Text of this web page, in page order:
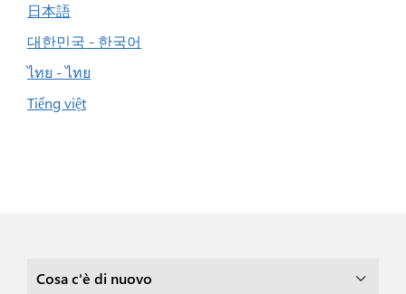
日本語
대한민국 - 한국어
ไทย - ไทย
Tiếng việt
Cosa c'è di nuovo